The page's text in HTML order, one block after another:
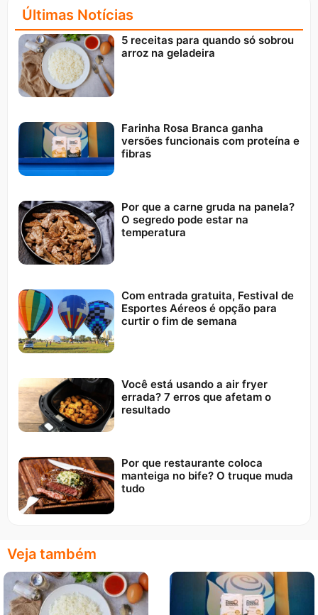
Últimas Notícias
5 receitas para quando só sobrou
arroz na geladeira
Farinha Rosa Branca ganha
versões funcionais com proteína e
fibras
Por que a carne gruda na panela?
O segredo pode estar na
temperatura
Com entrada gratuita, Festival de
Esportes Aéreos é opção para
curtir o fim de semana
Você está usando a air fryer
errada? 7 erros que afetam o
resultado
Por que restaurante coloca
manteiga no bife? O truque muda
tudo
Veja também